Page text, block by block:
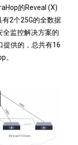
的Reveal (X)
有2个25G的全数据
全监控解决方案的
提供的，总共有16
。